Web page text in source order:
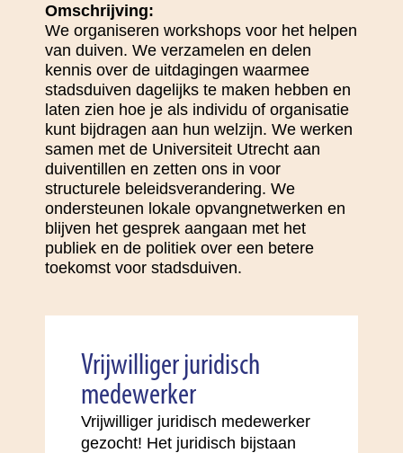
Omschrijving:
We organiseren workshops voor het helpen
van duiven. We verzamelen en delen
kennis over de uitdagingen waarmee
stadsduiven dagelijks te maken hebben en
laten zien hoe je als individu of organisatie
kunt bijdragen aan hun welzijn. We werken
samen met de Universiteit Utrecht aan
duiventillen en zetten ons in voor
structurele beleidsverandering. We
ondersteunen lokale opvangnetwerken en
blijven het gesprek aangaan met het
publiek en de politiek over een betere
toekomst voor stadsduiven.
Vrijwilliger juridisch
medewerker
Vrijwilliger juridisch medewerker
gezocht! Het juridisch bijstaan